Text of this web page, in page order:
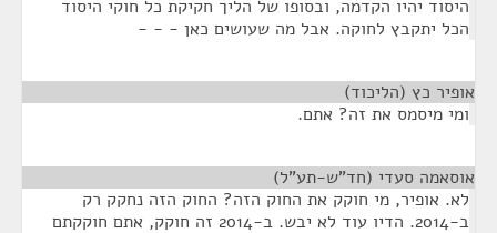
היסוד יהיו הקדמה, ובסופו של הליך חקיקת כל חוקי היסוד
הכל יתקבץ לחוקה. אבל מה שעושים כאן - - -
אופיר כץ (הליכוד)
ומי מיסמס את זה? אתם.
אוסאמה סעדי (חד"ש-תע"ל)
לא. אופיר, מי חוקק את החוק הזה? החוק הזה נחקק רק
ב-2014. הדיו עוד לא יבש. ב-2014 זה חוקק, אתם חוקקתם